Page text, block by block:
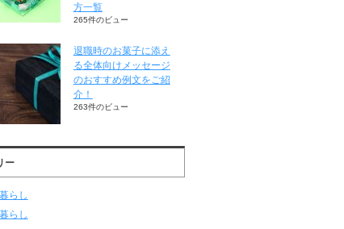
方一覧
265件のビュー
退職時のお菓子に添え
る全体向けメッセージ
のおすすめ例文をご紹
介！
263件のビュー
ー
らし
らし